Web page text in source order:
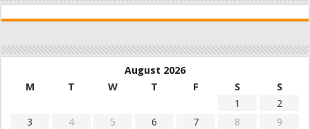
August 2026
M
T W T F S
S
1
2
3
4 5 6 7 8
9